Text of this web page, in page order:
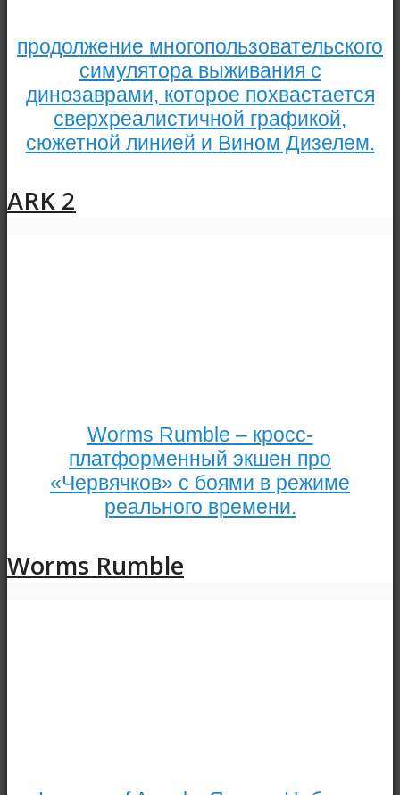
продолжение многопользовательского
симулятора выживания с
динозаврами, которое похвастается
сверхреалистичной графикой,
сюжетной линией и Вином Дизелем.
ARK 2
Worms Rumble – кросс-
платформенный экшен про
«Червячков» с боями в режиме
реального времени.
Worms Rumble